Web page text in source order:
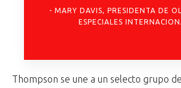
MARY DAVIS, PRESIDENTA DE
ESPECIALES
Thompson se une a un selecto grupo